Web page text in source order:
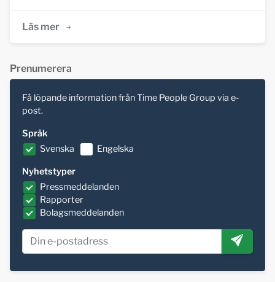
Läs mer
Prenumerera
Få löpande information från Time People Group via e-
post.
Språk
Svenska
Engelska
Nyhetstyper
Pressmeddelanden
Rapporter
Bolagsmeddelanden